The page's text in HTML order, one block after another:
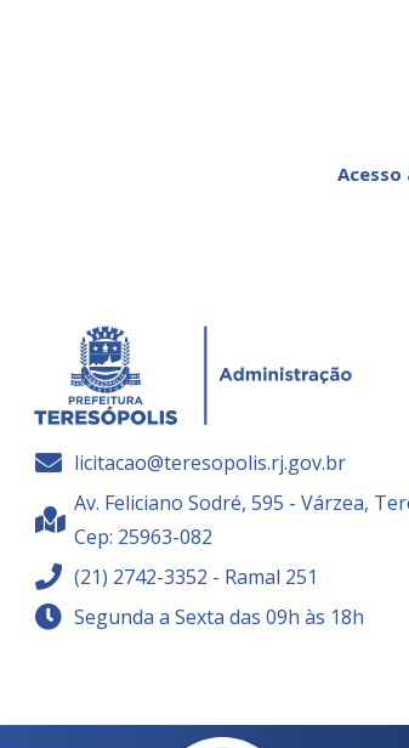
licitacao@teresopolis.rj.gov.br
Av. Feliciano Sodré, 595 - Várzea,
Cep: 25963-082
(21) 2742-3352 - Ramal 251
Segunda a Sexta das 09h às 18h